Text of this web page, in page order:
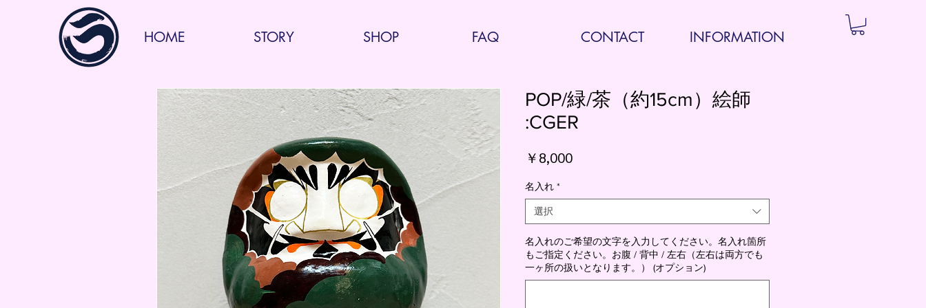
HOME STORY SHOP FAQ CONTACT INFORMATION
POP/緑/茶（約15cm）絵師
:CGER
￥8,000価
名入れ *
選択
名入れのご希望の文字を入力してください。名入れ箇所
もご指定ください。お腹 / 背中 / 左右（左右は両方でも
一ヶ所の扱いとなります。） (オプション)